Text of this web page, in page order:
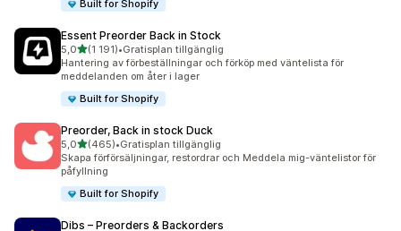
Built for Shopify
Essent Preorder Back in Stock
5,0av 5 stjärnor
(1 191)
1191 recensioner totalt
•Gratisplan tillgänglig
Hantering av förbeställningar och förköp med väntelista för
meddelanden om åter i lager
Built for Shopify
Preorder, Back in stock Duck
5,0av 5 stjärnor
(465)
465 recensioner totalt
•Gratisplan tillgänglig
Skapa förförsäljningar, restordrar och Meddela mig-väntelistor för
påfyllning
Built for Shopify
Dibs – Preorders & Backorders